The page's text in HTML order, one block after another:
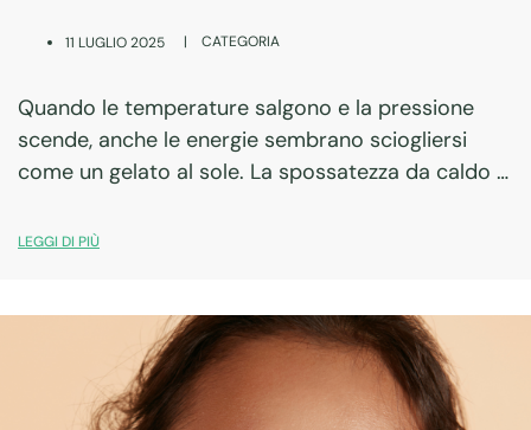
11 LUGLIO 2025 | CATEGORIA
Quando le temperature salgono e la pressione
scende, anche le energie sembrano sciogliersi
come un gelato al sole. La spossatezza da caldo è
stanchezza cronica, senso di svuotamento. Ma…
LEGGI DI PIÙ